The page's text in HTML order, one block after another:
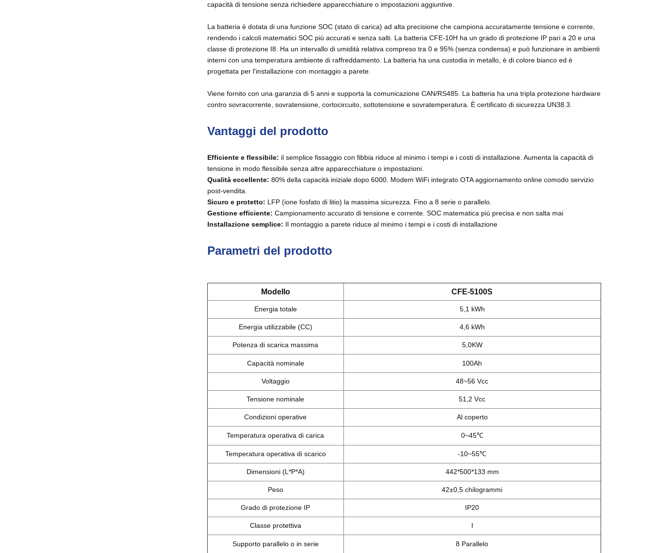
capacità di tensione senza richiedere apparecchiature o impostazioni aggiuntive.
La batteria è dotata di una funzione SOC (stato di carica) ad alta precisione che campiona accuratamente tensione e corrente,
rendendo i calcoli matematici SOC più accurati e senza salti. La batteria CFE-10H ha un grado di protezione IP pari a 20 e una
classe di protezione I8. Ha un intervallo di umidità relativa compreso tra 0 e 95% (senza condensa) e può funzionare in ambienti
interni con una temperatura ambiente di raffreddamento. La batteria ha una custodia in metallo, è di colore bianco ed è
progettata per l'installazione con montaggio a parete.
Viene fornito con una garanzia di 5 anni e supporta la comunicazione CAN/RS485. La batteria ha una tripla protezione hardware
contro sovracorrente, sovratensione, cortocircuito, sottotensione e sovratemperatura. È certificato di sicurezza UN38.3.
Vantaggi del prodotto
Efficiente e flessibile: il semplice fissaggio con fibbia riduce al minimo i tempi e i costi di installazione. Aumenta la capacità di
tensione in modo flessibile senza altre apparecchiature o impostazioni.
Qualità eccellente: 80% della capacità iniziale dopo 6000. Modem WiFi integrato OTA aggiornamento online comodo servizio
post-vendita.
Sicuro e protetto: LFP (ione fosfato di litio) la massima sicurezza. Fino a 8 serie o parallelo.
Gestione efficiente: Campionamento accurato di tensione e corrente. SOC matematica più precisa e non salta mai
Installazione semplice: Il montaggio a parete riduce al minimo i tempi e i costi di installazione
Parametri del prodotto
Modello CFE-5100S
Energia totale 5,1 kWh
Energia utilizzabile (CC) 4,6 kWh
Potenza di scarica massima 5,0KW
Capacità nominale 100Ah
Voltaggio 48~56 Vcc
Tensione nominale 51,2 Vcc
Condizioni operative Al coperto
Temperatura operativa di carica 0~45℃
Temperatura operativa di scarico -10~55℃
Dimensioni (L*P*A) 442*500*133 mm
Peso 42±0,5 chilogrammi
Grado di protezione IP IP20
Classe protettiva I
Supporto parallelo o in serie 8 Parallelo